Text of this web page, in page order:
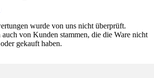
wurde von uns nicht überprüft.
von Kunden stammen, die die Ware nicht
gekauft haben.